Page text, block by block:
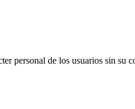
personal de los usuarios sin su